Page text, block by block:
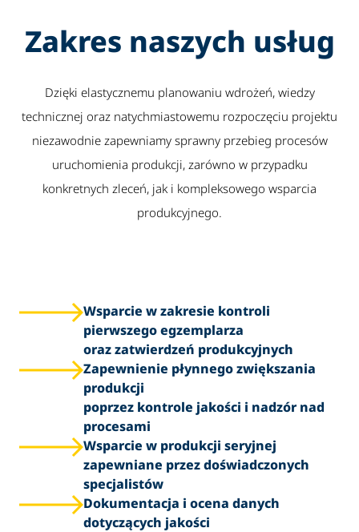
Zakres naszych usług
Dzięki elastycznemu planowaniu wdrożeń, wiedzy
technicznej oraz natychmiastowemu rozpoczęciu projektu
niezawodnie zapewniamy sprawny przebieg procesów
uruchomienia produkcji, zarówno w przypadku
konkretnych zleceń, jak i kompleksowego wsparcia
produkcyjnego.
Wsparcie w zakresie kontroli
pierwszego egzemplarza
oraz zatwierdzeń produkcyjnych
Zapewnienie płynnego zwiększania
produkcji
poprzez kontrole jakości i nadzór nad
procesami
Wsparcie w produkcji seryjnej
zapewniane przez doświadczonych
specjalistów
Dokumentacja i ocena danych
dotyczących jakości